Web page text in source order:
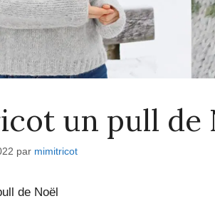
un pull de
par mimitricot
de Noël